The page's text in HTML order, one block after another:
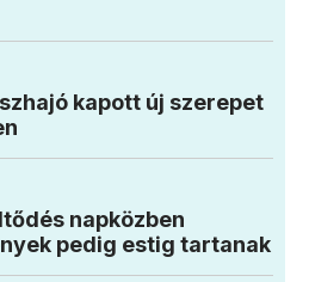
kapott új szerepet
napközben
pedig estig tartanak